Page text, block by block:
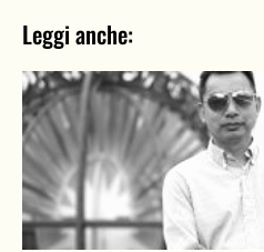
Leggi anche: